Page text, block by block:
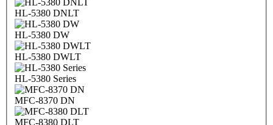
HL-5380 DNLT
HL-5380 DW
HL-5380 DWLT
HL-5380 Series
MFC-8370 DN
MFC-8380 DLT